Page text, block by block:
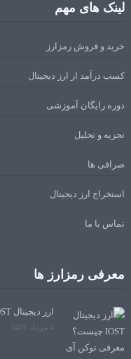
لینک های مهم
خرید و فروش رمزارز
کسب درآمد از ارز دیجیتال
دوره رایگان آموزشی
تجزیه و تحلیل
صرافی ها
استخراج ارز دیجیتال
تماس با ما
معرفی رمزارز ها
ارز دیجیتال IOST چیست؟ معرفی توکن آی او اس تی
4 مرداد 1401